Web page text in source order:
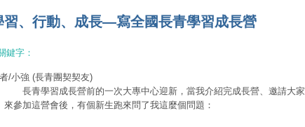
習、行動、成長—寫全國長青學習成長營
鍵字：
/小強 (長青團契契友)
長青學習成長營前的一次大專中心迎新，當我介紹完成長營、邀請大家
來參加這營會後，有個新生跑來問了我這麼個問題：